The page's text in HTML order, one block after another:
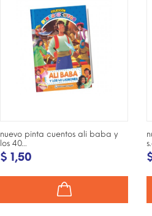
nuevo pinta cuentos ali baba y
los 40...
$ 1,50